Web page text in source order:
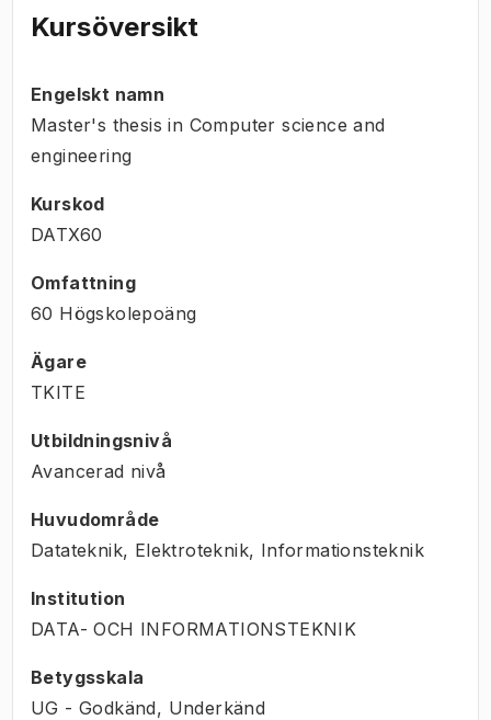
Kursöversikt
Engelskt namn
Master's thesis in Computer science and
engineering
Kurskod
DATX60
Omfattning
60 Högskolepoäng
Ägare
TKITE
Utbildningsnivå
Avancerad nivå
Huvudområde
Datateknik, Elektroteknik, Informationsteknik
Institution
DATA- OCH INFORMATIONSTEKNIK
Betygsskala
UG - Godkänd, Underkänd